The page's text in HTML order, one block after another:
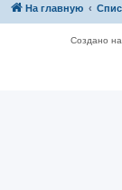
На главную
Создано